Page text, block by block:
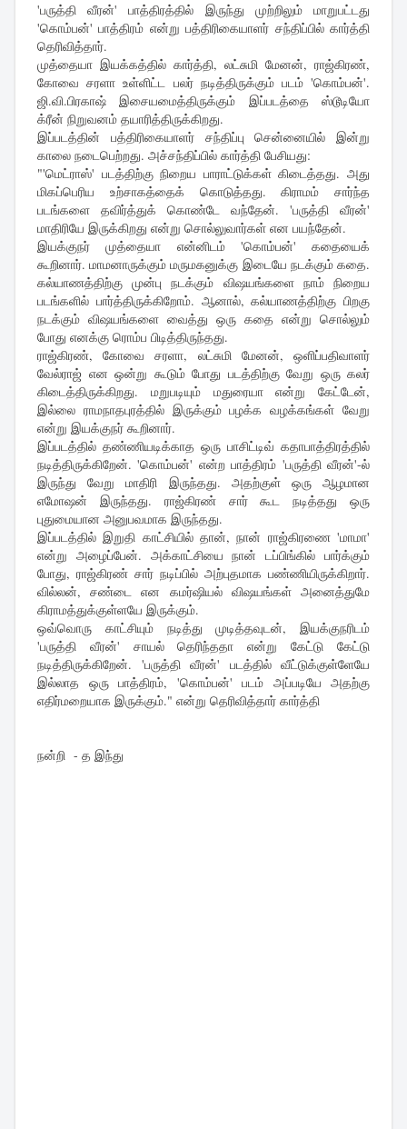
'பருத்தி வீரன்' பாத்திரத்தில் இருந்து முற்றிலும் மாறுபட்டது
'கொம்பன்' பாத்திரம் என்று பத்திரிகையாளர் சந்திப்பில் கார்த்தி
தெரிவித்தார்.
முத்தையா இயக்கத்தில் கார்த்தி, லட்சுமி மேனன், ராஜ்கிரண்,
கோவை சரளா உள்ளிட்ட பலர் நடித்திருக்கும் படம் 'கொம்பன்'.
ஜி.வி.பிரகாஷ் இசையமைத்திருக்கும் இப்படத்தை ஸ்டூடியோ
க்ரீன் நிறுவனம் தயாரித்திருக்கிறது.
இப்படத்தின் பத்திரிகையாளர் சந்திப்பு சென்னையில் இன்று
காலை நடைபெற்றது. அச்சந்திப்பில் கார்த்தி பேசியது:
"'மெட்ராஸ்' படத்திற்கு நிறைய பாராட்டுக்கள் கிடைத்தது. அது
மிகப்பெரிய உற்சாகத்தைக் கொடுத்தது. கிராமம் சார்ந்த
படங்களை தவிர்த்துக் கொண்டே வந்தேன். 'பருத்தி வீரன்'
மாதிரியே இருக்கிறது என்று சொல்லுவார்கள் என பயந்தேன்.
இயக்குநர் முத்தையா என்னிடம் 'கொம்பன்' கதையைக்
கூறினார். மாமனாருக்கும் மருமகனுக்கு இடையே நடக்கும் கதை.
கல்யாணத்திற்கு முன்பு நடக்கும் விஷயங்களை நாம் நிறைய
படங்களில் பார்த்திருக்கிறோம். ஆனால், கல்யாணத்திற்கு பிறகு
நடக்கும் விஷயங்களை வைத்து ஒரு கதை என்று சொல்லும்
போது எனக்கு ரொம்ப பிடித்திருந்தது.
ராஜ்கிரண், கோவை சரளா, லட்சுமி மேனன், ஒளிப்பதிவாளர்
வேல்ராஜ் என ஒன்று கூடும் போது படத்திற்கு வேறு ஒரு கலர்
கிடைத்திருக்கிறது. மறுபடியும் மதுரையா என்று கேட்டேன்,
இல்லை ராமநாதபுரத்தில் இருக்கும் பழக்க வழக்கங்கள் வேறு
என்று இயக்குநர் கூறினார்.
இப்படத்தில் தண்ணியடிக்காத ஒரு பாசிட்டிவ் கதாபாத்திரத்தில்
நடித்திருக்கிறேன். 'கொம்பன்' என்ற பாத்திரம் 'பருத்தி வீரன்'-ல்
இருந்து வேறு மாதிரி இருந்தது. அதற்குள் ஒரு ஆழமான
எமோஷன் இருந்தது. ராஜ்கிரண் சார் கூட நடித்தது ஒரு
புதுமையான அனுபவமாக இருந்தது.
இப்படத்தில் இறுதி காட்சியில் தான், நான் ராஜ்கிரணை 'மாமா'
என்று அழைப்பேன். அக்காட்சியை நான் டப்பிங்கில் பார்க்கும்
போது, ராஜ்கிரண் சார் நடிப்பில் அற்புதமாக பண்ணியிருக்கிறார்.
வில்லன், சண்டை என கமர்ஷியல் விஷயங்கள் அனைத்துமே
கிராமத்துக்குள்ளயே இருக்கும்.
ஒவ்வொரு காட்சியும் நடித்து முடித்தவுடன், இயக்குநரிடம்
'பருத்தி வீரன்' சாயல் தெரிந்ததா என்று கேட்டு கேட்டு
நடித்திருக்கிறேன். 'பருத்தி வீரன்' படத்தில் வீட்டுக்குள்ளேயே
இல்லாத ஒரு பாத்திரம், 'கொம்பன்' படம் அப்படியே அதற்கு
எதிர்மறையாக இருக்கும்." என்று தெரிவித்தார் கார்த்தி
நன்றி - த இந்து